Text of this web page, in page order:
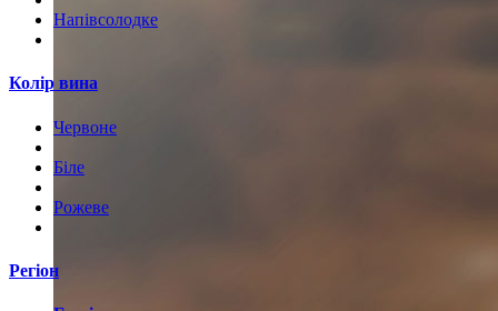
Напівсолодке
Колір вина
Червоне
Біле
Рожеве
Регіон